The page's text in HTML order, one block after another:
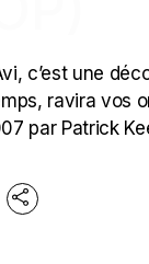
c’est une
ravira vos
par Patrick